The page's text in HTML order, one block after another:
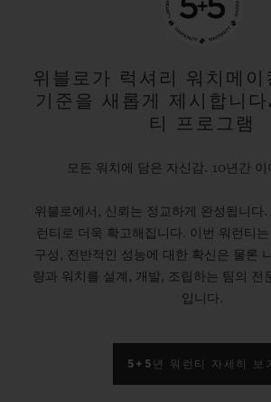
위블로가 럭셔리 워치메이
기준을 새롭게 제시합니
티 프로그램
모든 워치에 담은 자신감. 10년간
위블로에서, 신뢰는 정교하게 완성됩니다.
런티로 더욱 확고해집니다. 이번 워런티
구성, 전반적인 성능에 대한 확신은 물론
량과 워치를 설계, 개발, 조립하는 팀의 전
입니다.
5+5년 워런티 자세히 보